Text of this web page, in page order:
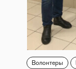
Волонтеры